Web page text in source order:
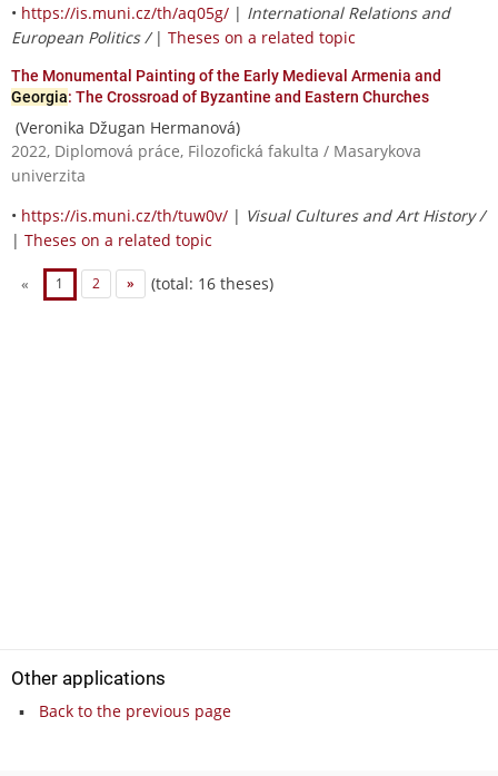
• https://is.muni.cz/th/aq05g/ | International Relations and
European Politics / | Theses on a related topic
The Monumental Painting of the Early Medieval Armenia and
Georgia: The Crossroad of Byzantine and Eastern Churches
(Veronika Džugan Hermanová)
2022, Diplomová práce, Filozofická fakulta / Masarykova
univerzita
• https://is.muni.cz/th/tuw0v/ | Visual Cultures and Art History /
| Theses on a related topic
« 1 2 » (total: 16 theses)
Other applications
Back to the previous page